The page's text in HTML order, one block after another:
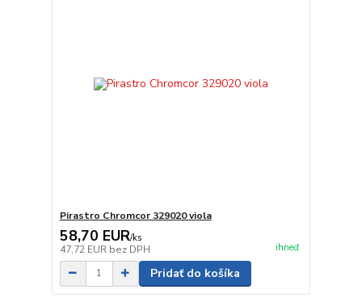
Pirastro Chromcor 329020 viola
58,70 EUR/ks
47,72 EUR bez DPH ihneď
Pridať do košíka